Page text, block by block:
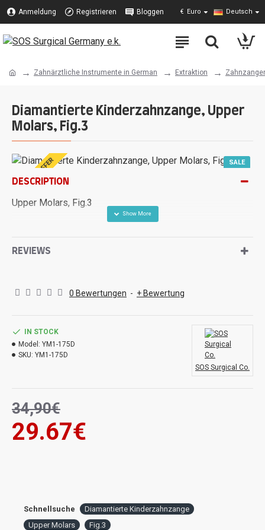
Anmeldung Registrieren Bloggen € Euro Deutsch
Zahnärztliche Instrumente in German Extraktion
Diamantierte Kinderzahnzange, Upper
Molars, Fig.3
SPECIAL OFFER SALE
DESCRIPTION
Upper Molars, Fig.3
REVIEWS
0 Bewertungen - + Bewertung
29.67€
34,90€
IN STOCK
Model: YM1-175D
SKU: YM1-175D
SOS Surgical Co.
Schnellsuche
Diamantierte Kinderzahnzange
Upper Molars
Fig.3